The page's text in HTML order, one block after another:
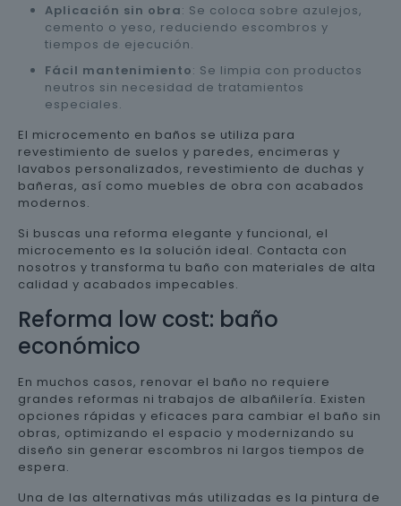
Aplicación sin obra: Se coloca sobre azulejos,
cemento o yeso, reduciendo escombros y
tiempos de ejecución.
Fácil mantenimiento: Se limpia con productos
neutros sin necesidad de tratamientos
especiales.
El microcemento en baños se utiliza para
revestimiento de suelos y paredes, encimeras y
lavabos personalizados, revestimiento de duchas y
bañeras, así como muebles de obra con acabados
modernos.
Si buscas una reforma elegante y funcional, el
microcemento es la solución ideal. Contacta con
nosotros y transforma tu baño con materiales de alta
calidad y acabados impecables.
Reforma low cost: baño
económico
En muchos casos, renovar el baño no requiere
grandes reformas ni trabajos de albañilería. Existen
opciones rápidas y eficaces para cambiar el baño sin
obras, optimizando el espacio y modernizando su
diseño sin generar escombros ni largos tiempos de
espera.
Una de las alternativas más utilizadas es la pintura de